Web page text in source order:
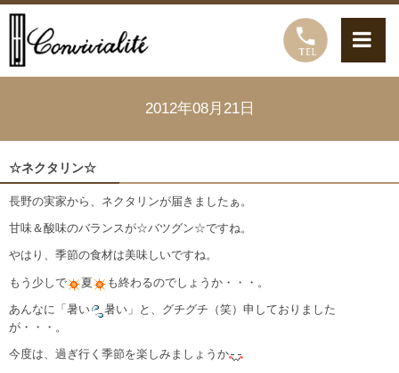
2012年08月21日
☆ネクタリン☆
長野の実家から、ネクタリンが届きましたぁ。
甘味＆酸味のバランスが☆バツグン☆ですね。
やはり、季節の食材は美味しいですね。
もう少しで 夏 も終わるのでしょうか・・・。
あんなに「暑い
暑い」と、グチグチ（笑）申しておりました
が・・・。
今度は、過ぎ行く季節を楽しみましょうか